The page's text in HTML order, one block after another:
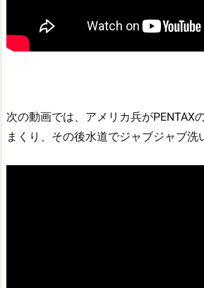
次の動画では、アメリカ兵がPENTAX
まくり、その後水道でジャブジャブ洗